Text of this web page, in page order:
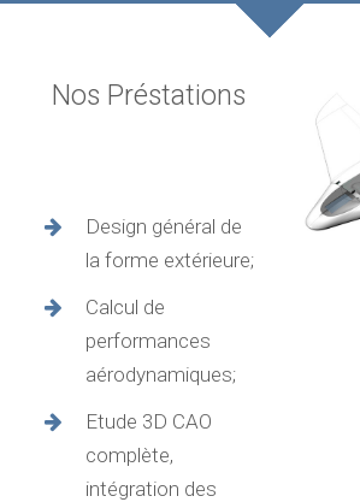
Nos Préstations
Design général de
la forme extérieure;
Calcul de
performances
aérodynamiques;
Etude 3D CAO
complète,
intégration des